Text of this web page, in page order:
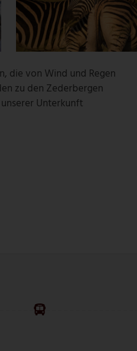
die von Wind und Regen
zu den Zederbergen
Unterkunft